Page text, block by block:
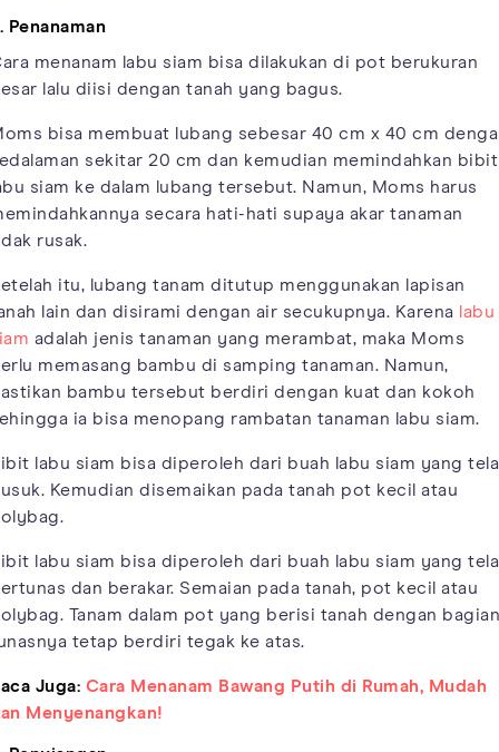
Penanaman
menanam labu siam bisa dilakukan di pot berukuran
lalu diisi dengan tanah yang bagus.
bisa membuat lubang sebesar 40 cm x 40 cm
sekitar 20 cm dan kemudian memindahkan bibit
siam ke dalam lubang tersebut. Namun, Moms harus
secara hati-hati supaya akar tanaman
rusak.
itu, lubang tanam ditutup menggunakan lapisan
lain dan disirami dengan air secukupnya. Karena
labu
adalah jenis tanaman yang merambat, maka Moms
memasang bambu di samping tanaman. Namun,
bambu tersebut berdiri dengan kuat dan kokoh
ia bisa menopang rambatan tanaman labu siam.
labu siam bisa diperoleh dari buah labu siam yang
Kemudian disemaikan pada tanah pot kecil atau
labu siam bisa diperoleh dari buah labu siam yang
dan berakar. Semaian pada tanah, pot kecil atau
Tanam dalam pot yang berisi tanah dengan
tetap berdiri tegak ke atas.
Juga: Cara Menanam Bawang Putih di Rumah, Mudah
Menyenangkan!